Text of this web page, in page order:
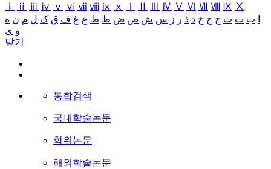
ⅰ
ⅱ ⅲ ⅳ ⅴ ⅵ ⅶ ⅷ ⅸ ⅹ Ⅳ Ⅴ Ⅵ Ⅶ Ⅷ Ⅸ Ⅹ
ب ت ث ج ح خ د ذ ر ز س ش ص ض ط ظ ع غ ف ق ک ل م ن ه
و ی
닫기
통합검색
국내학술논문
학위논문
해외학술논문